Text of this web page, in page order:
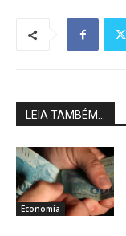
LEIA TAMBÉM...
Economia